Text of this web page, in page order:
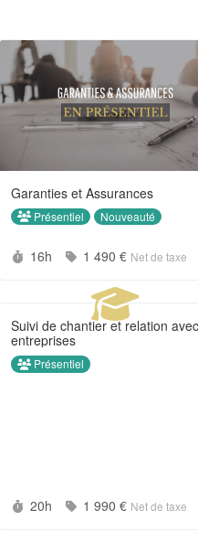
Garanties et Assurances
Présentiel Nouveauté
Durée :
16h Prix :
1 490 € Net de taxe
Suivi de chantier et relation
entreprises
Présentiel
Durée :
20h Prix :
1 990 € Net de taxe